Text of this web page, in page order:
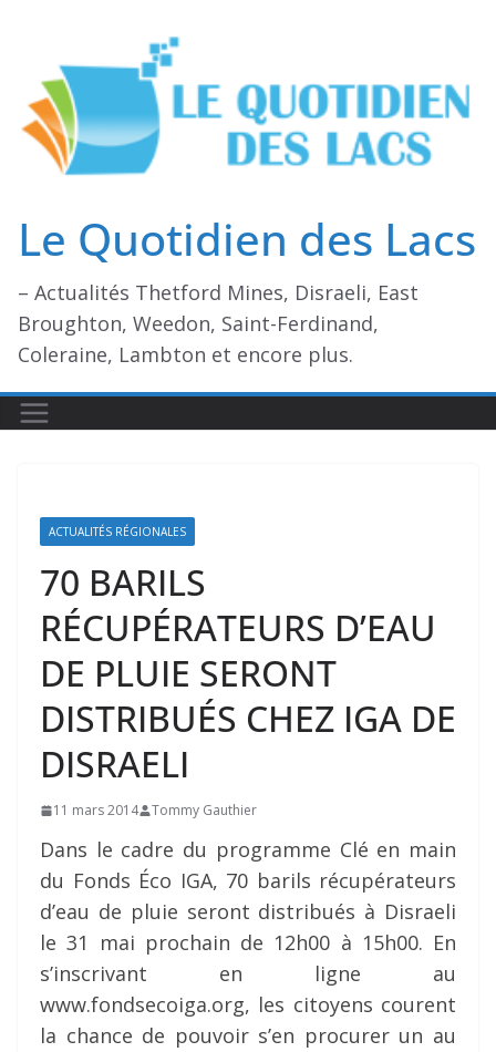
contenu
Le Quotidien des Lacs
– Actualités Thetford Mines, Disraeli, East
Broughton, Weedon, Saint-Ferdinand,
Coleraine, Lambton et encore plus.
ACTUALITÉS RÉGIONALES
70 BARILS
RÉCUPÉRATEURS D’EAU
DE PLUIE SERONT
DISTRIBUÉS CHEZ IGA DE
DISRAELI
11 mars 2014 Tommy Gauthier
Dans le cadre du programme Clé en main
du Fonds Éco IGA, 70 barils récupérateurs
d’eau de pluie seront distribués à Disraeli
le 31 mai prochain de 12h00 à 15h00. En
s’inscrivant en ligne au
www.fondsecoiga.org, les citoyens courent
la chance de pouvoir s’en procurer un au